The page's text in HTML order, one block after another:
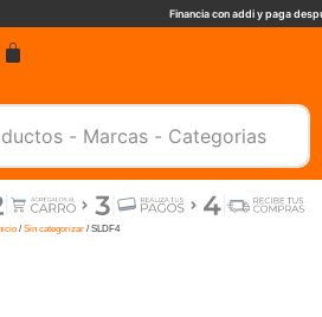
Financia con addi y paga
NOSOTROS TE AYUDAMOS, ESCRIBENOS. 📲
/ Sin categorizar/ SLDF4